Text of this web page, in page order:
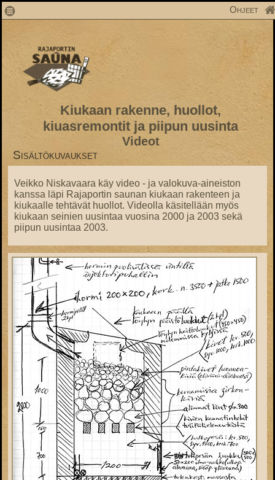
1 Ohjeet
Kiukaan rakenne, huollot,
kiuasremontit ja piipun uusinta
Videot
Sisältökuvaukset
Veikko Niskavaara käy video - ja valokuva-aineiston
kanssa läpi Rajaportin saunan kiukaan rakenteen ja
kiukaalle tehtävät huollot. Videolla käsitellään myös
kiukaan seinien uusintaa vuosina 2000 ja 2003 sekä
piipun uusintaa 2003.